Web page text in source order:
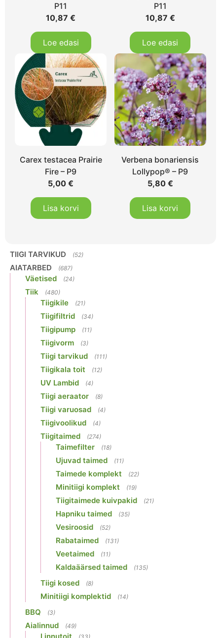
P11
10,87€
Loe edasi
P11
10,87 €
Loe edasi
Carex testacea Prairie
Fire – P9
5,00€
Lisa korvi
Verbena bonariensis
Lollypop® – P9
5,80 €
Lisa korvi
TIIGI TARVIKUD (52)
AIATARBED (687)
Väetised (24)
Tiik (480)
Tiigikile (21)
Tiigifiltrid (34)
Tiigipump (11)
Tiigivorm (3)
Tiigi tarvikud (111)
Tiigikala toit (12)
UV Lambid (4)
Tiigi aeraator (8)
Tiigi varuosad (4)
Tiigivoolikud (4)
Tiigitaimed (274)
Taimefilter (18)
Ujuvad taimed (11)
Taimede komplekt (22)
Minitiigi komplekt (19)
Tiigitaimede kuivpakid (21)
Hapniku taimed (35)
Vesiroosid (52)
Rabataimed (131)
Veetaimed (11)
Kaldaäärsed taimed (135)
Tiigi kosed (8)
Minitiigi komplektid (14)
BBQ (3)
Aialinnud (49)
Linnutoit